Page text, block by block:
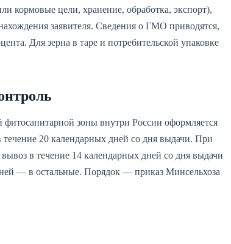
кормовые цели, хранение, обработка, экспорт),
заявителя. Сведения о ГМО приводятся,
Для зерна в таре и потребительской упаковке
зоны внутри России оформляется
20 календарных дней со дня выдачи. При
вывоз в течение 14 календарных дней со дня выдачи
— в остальные. Порядок — приказ Минсельхоза